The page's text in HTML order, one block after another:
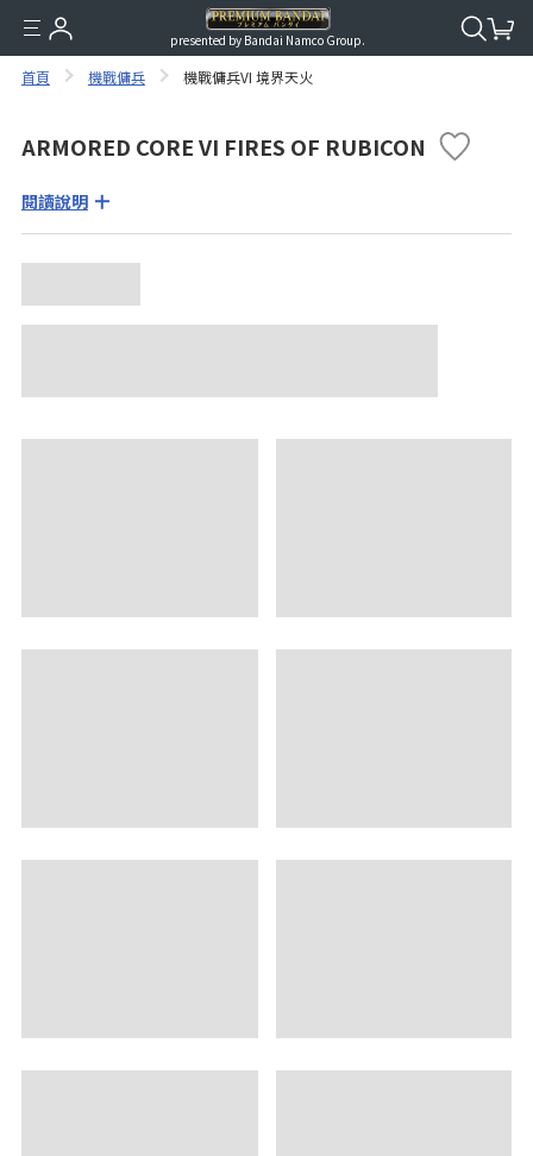
presented by Bandai Namco Group.
首頁 機戰傭兵 機戰傭兵VI 境界天火
ARMORED CORE VI FIRES OF RUBICON
閱讀說明